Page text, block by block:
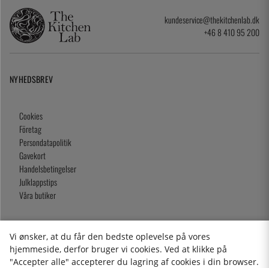
kundeservice@thekitchenlab.dk
+46 8 410 95 200
NYHEDSBREV
Cookies
Företag
Persondatapolitik
Gavekort
Handelsbetingelser
Julklappstips
Våra butiker
2026 KitchenLab AB
Vi ønsker, at du får den bedste oplevelse på vores
hjemmeside, derfor bruger vi cookies. Ved at klikke på
"Accepter alle" accepterer du lagring af cookies i din browser.